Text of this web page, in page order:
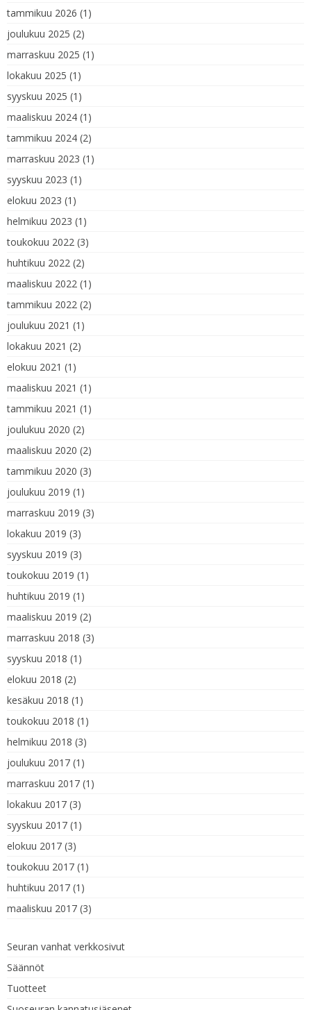
tammikuu 2026 (1)
joulukuu 2025 (2)
marraskuu 2025 (1)
lokakuu 2025 (1)
syyskuu 2025 (1)
maaliskuu 2024 (1)
tammikuu 2024 (2)
marraskuu 2023 (1)
syyskuu 2023 (1)
elokuu 2023 (1)
helmikuu 2023 (1)
toukokuu 2022 (3)
huhtikuu 2022 (2)
maaliskuu 2022 (1)
tammikuu 2022 (2)
joulukuu 2021 (1)
lokakuu 2021 (2)
elokuu 2021 (1)
maaliskuu 2021 (1)
tammikuu 2021 (1)
joulukuu 2020 (2)
maaliskuu 2020 (2)
tammikuu 2020 (3)
joulukuu 2019 (1)
marraskuu 2019 (3)
lokakuu 2019 (3)
syyskuu 2019 (3)
toukokuu 2019 (1)
huhtikuu 2019 (1)
maaliskuu 2019 (2)
marraskuu 2018 (3)
syyskuu 2018 (1)
elokuu 2018 (2)
kesäkuu 2018 (1)
toukokuu 2018 (1)
helmikuu 2018 (3)
joulukuu 2017 (1)
marraskuu 2017 (1)
lokakuu 2017 (3)
syyskuu 2017 (1)
elokuu 2017 (3)
toukokuu 2017 (1)
huhtikuu 2017 (1)
maaliskuu 2017 (3)
Seuran vanhat verkkosivut
Säännöt
Tuotteet